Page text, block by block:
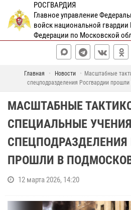
РОСГВАРДИЯ
Главное управление
войск национальной гвардии
Федерации по Московской
Главная Новости
Масштабные
спецподразделения Росгвардии
МАСШТАБНЫЕ
СПЕЦИАЛЬНЫЕ УЧЕНИЯ
СПЕЦПОДРАЗДЕЛЕНИЯ
ПРОШЛИ В
12 марта 2026, 14:20